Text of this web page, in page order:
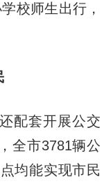
校师生出行，
配套开展公交
全市3781辆公
均能实现市民